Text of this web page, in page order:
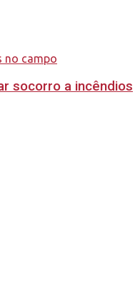
socorro a incêndios